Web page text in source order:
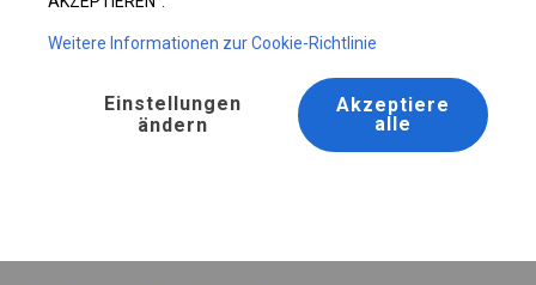
Weitere Informationen zur Cookie-Richtlinie
Einstellungen
ändern
Akzeptiere
alle